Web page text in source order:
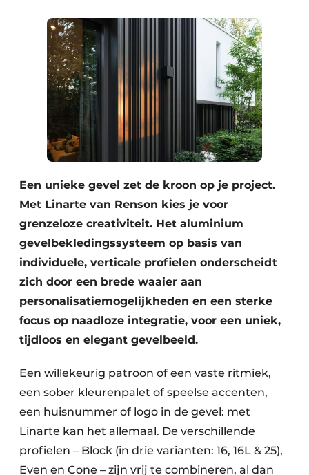
Een unieke gevel zet de kroon op je project.
Met Linarte van Renson kies je voor
grenzeloze creativiteit. Het aluminium
gevelbekledingssysteem op basis van
individuele, verticale profielen onderscheidt
zich door een brede waaier aan
personalisatiemogelijkheden en een sterke
focus op naadloze integratie, voor een uniek,
tijdloos en elegant gevelbeeld.
Een willekeurig patroon of een vaste ritmiek,
een sober kleurenpalet of speelse accenten,
een huisnummer of logo in de gevel: met
Linarte kan het allemaal. De verschillende
profielen – Block (in drie varianten: 16, 16L & 25),
Even en Cone – zijn vrij te combineren, al dan